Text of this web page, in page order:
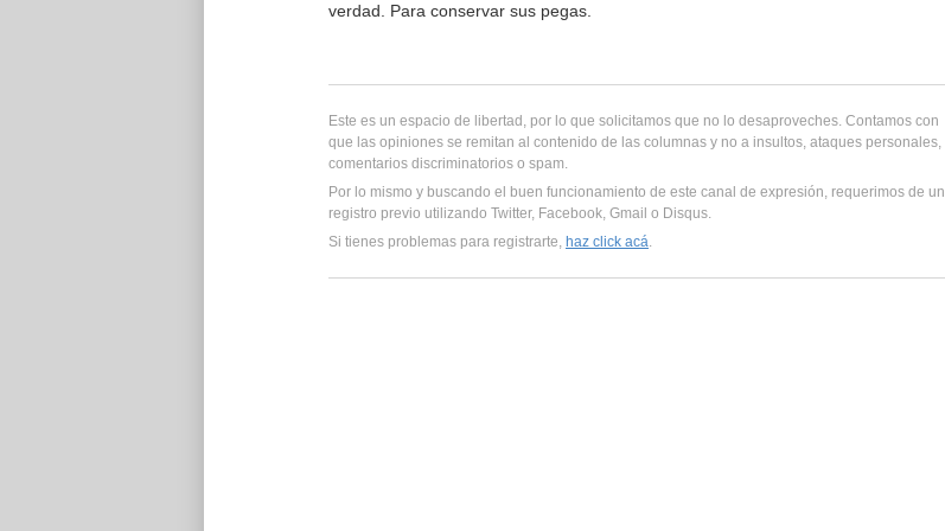
verdad. Para conservar sus pegas.
Este es un espacio de libertad, por lo que solicitamos que no lo desaproveches. Contamos con
que las opiniones se remitan al contenido de las columnas y no a insultos, ataques personales,
comentarios discriminatorios o spam.
Por lo mismo y buscando el buen funcionamiento de este canal de expresión, requerimos de un
registro previo utilizando Twitter, Facebook, Gmail o Disqus.
Si tienes problemas para registrarte, haz click acá.